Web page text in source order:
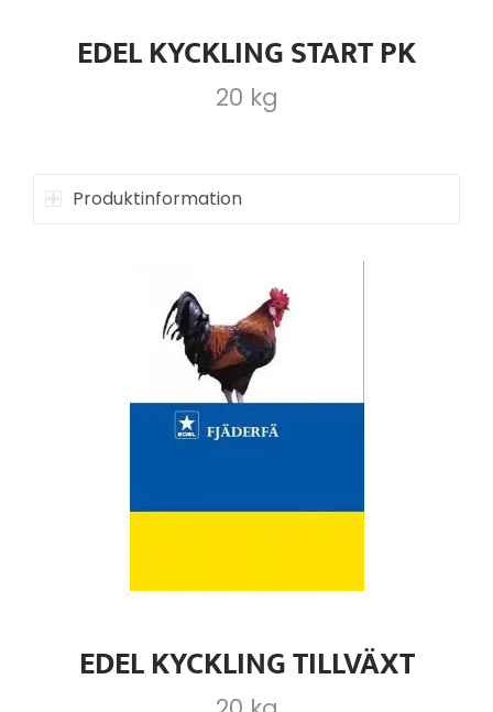
EDEL KYCKLING START PK
20 kg
Produktinformation
EDEL KYCKLING TILLVÄXT